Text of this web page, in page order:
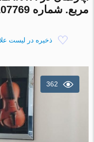
مربع. شماره 107769
ذخیره در لیست
362